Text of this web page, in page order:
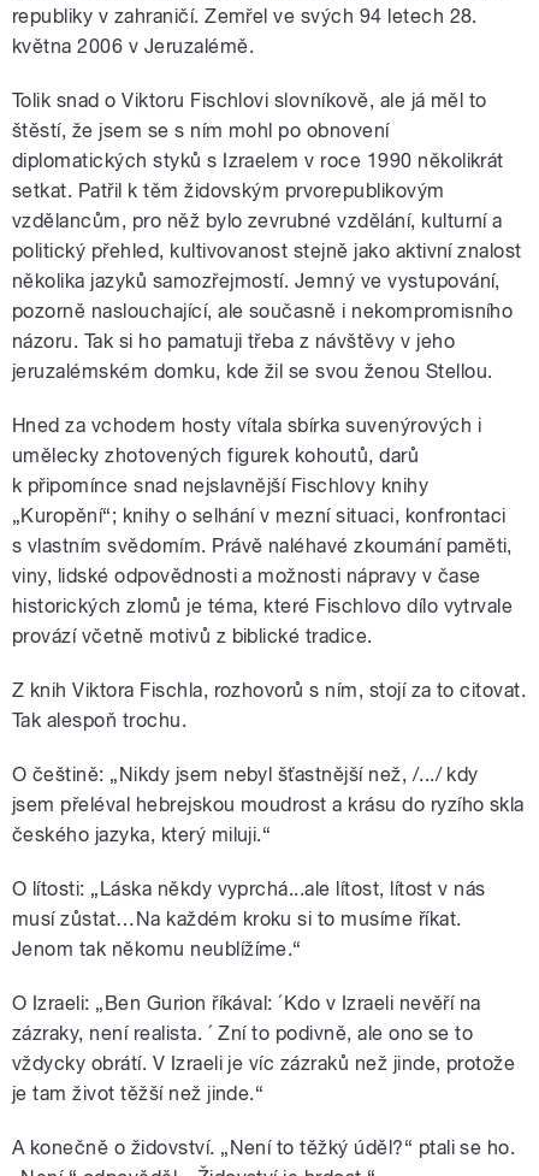
republiky v zahraničí. Zemřel ve svých 94 letech 28.
května 2006 v Jeruzalémě.
Tolik snad o Viktoru Fischlovi slovníkově, ale já měl to
štěstí, že jsem se s ním mohl po obnovení
diplomatických styků s Izraelem v roce 1990 několikrát
setkat. Patřil k těm židovským prvorepublikovým
vzdělancům, pro něž bylo zevrubné vzdělání, kulturní a
politický přehled, kultivovanost stejně jako aktivní znalost
několika jazyků samozřejmostí. Jemný ve vystupování,
pozorně naslouchající, ale současně i nekompromisního
názoru. Tak si ho pamatuji třeba z návštěvy v jeho
jeruzalémském domku, kde žil se svou ženou Stellou.
Hned za vchodem hosty vítala sbírka suvenýrových i
umělecky zhotovených figurek kohoutů, darů
k připomínce snad nejslavnější Fischlovy knihy
„Kuropění“; knihy o selhání v mezní situaci, konfrontaci
s vlastním svědomím. Právě naléhavé zkoumání paměti,
viny, lidské odpovědnosti a možnosti nápravy v čase
historických zlomů je téma, které Fischlovo dílo vytrvale
provází včetně motivů z biblické tradice.
Z knih Viktora Fischla, rozhovorů s ním, stojí za to citovat.
Tak alespoň trochu.
O češtině: „Nikdy jsem nebyl šťastnější než, /.../ kdy
jsem přeléval hebrejskou moudrost a krásu do ryzího skla
českého jazyka, který miluji.“
O lítosti: „Láska někdy vyprchá...ale lítost, lítost v nás
musí zůstat…Na každém kroku si to musíme říkat.
Jenom tak někomu neublížíme.“
O Izraeli: „Ben Gurion říkával: ´Kdo v Izraeli nevěří na
zázraky, není realista. ´ Zní to podivně, ale ono se to
vždycky obrátí. V Izraeli je víc zázraků než jinde, protože
je tam život těžší než jinde.“
A konečně o židovství. „Není to těžký úděl?“ ptali se ho.